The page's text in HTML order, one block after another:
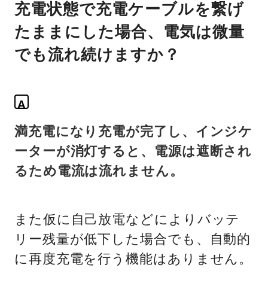
充電状態で充電ケーブルを繋げ
たままにした場合、電気は微量
でも流れ続けますか？
A
満充電になり充電が完了し、インジケ
ーターが消灯すると、電源は遮断され
るため電流は流れません。
また仮に自己放電などによりバッテ
リー残量が低下した場合でも、自動的
に再度充電を行う機能はありません。